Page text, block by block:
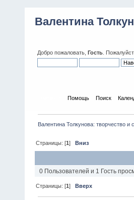
Валентина
Добро пожаловать, Гость .
Помощь Поиск
Валентина Толкунова: творчество и
Страницы: [1]Вниз
0 Пользователей и 1 Гость
Страницы: [1]Вверх